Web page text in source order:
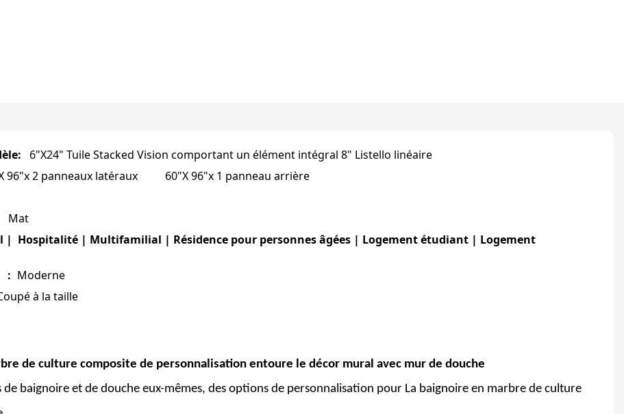
6"X24" Tuile Stacked Vision comportant un élément intégral 8" Listello linéaire
96"x 2 panneaux latéraux 60"X 96"x 1 panneau arrière
Mat
| Hospitalité | Multifamilial | Résidence pour personnes âgées | Logement étudiant | Logement
： Moderne
à la taille
de culture composite de personnalisation entoure le décor mural avec mur de douche
de baignoire et de douche eux-mêmes, des options de personnalisation pour La baignoire en marbre de culture